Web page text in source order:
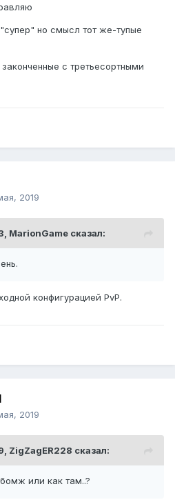
но смысл тот же-тупые
с третьесортными
2019
MarionGame сказал:
конфигурацией PvP.
2019
ZigZagER228 сказал:
или как там..?